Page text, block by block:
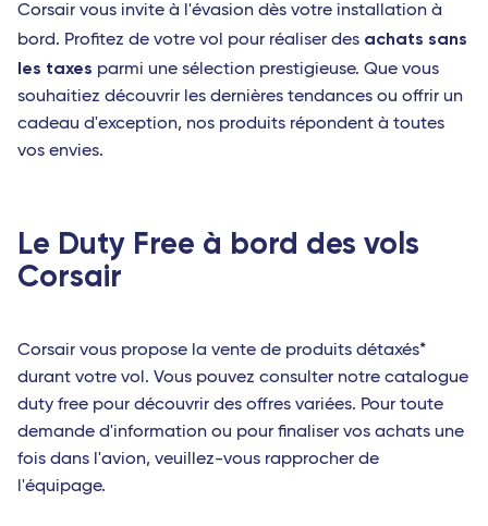
Corsair vous invite à l'évasion dès votre installation à
bord. Profitez de votre vol pour réaliser des achats sans
les taxes parmi une sélection prestigieuse. Que vous
souhaitiez découvrir les dernières tendances ou offrir un
cadeau d'exception, nos produits répondent à toutes
vos envies.
Le Duty Free à bord des vols
Corsair
Corsair vous propose la vente de produits détaxés*
durant votre vol. Vous pouvez consulter notre catalogue
duty free pour découvrir des offres variées. Pour toute
demande d'information ou pour finaliser vos achats une
fois dans l'avion, veuillez-vous rapprocher de
l'équipage.